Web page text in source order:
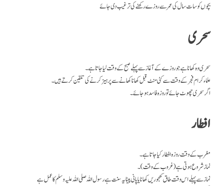
بچوں کو سات سال کی عمر سے روزے رکھنے کی ترغیب دی جائے
سحری
سحری وہ کھانا ہے جو روزے کے آغاز سے پہلے صبح کے وقت لیا جاتا ہے۔
علماء کرام فجر کے وقت سے کئی منٹ قبل کھانا کھانے سے پرہیز کرنے کی تلقین کرتے ہیں۔
اگر سحری چھوٹ جائے تو روزہ فاسد ہو جائے۔
افطار
مغرب کے وقت روزہ افطار کیا جاتا ہے۔
نماز شروع ہوتی ہے (غروب کے وقت)۔
نماز سے پہلے اس وقت طاق کھجوریں کھانایا پانی پینا یہ سنت ہے رسول اللہ صلی اللہ علیہ وسلم کا عمل ہے